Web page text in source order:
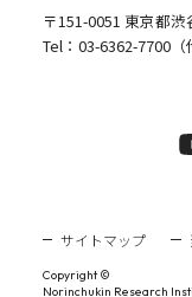
〒151-0051 東京都
Tel： 03-6362-7700（
サイトマップ
Copyright ©
Norinchukin Research